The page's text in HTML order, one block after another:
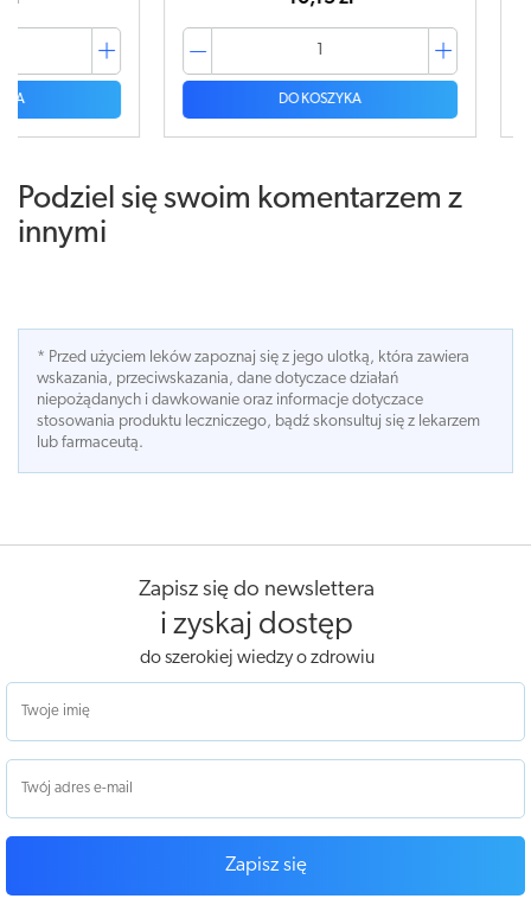
DO KOSZYKA
Podziel się swoim komentarzem z
innymi
* Przed użyciem leków zapoznaj się z jego ulotką, która zawiera
wskazania, przeciwskazania, dane dotyczace działań
niepożądanych i dawkowanie oraz informacje dotyczace
stosowania produktu leczniczego, bądź skonsultuj się z lekarzem
lub farmaceutą.
Zapisz się do newslettera
i zyskaj dostęp
do szerokiej wiedzy o zdrowiu
Zapisz się